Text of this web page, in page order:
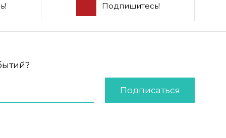
Подпишитесь!
Подписаться